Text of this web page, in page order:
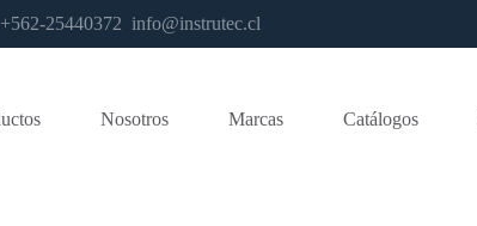
25440372 info@instrutec.cl
Nosotros Marcas Catálogos